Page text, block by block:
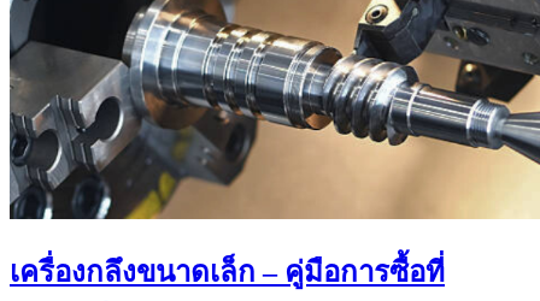
เครื่องกลึงขนาดเล็ก – คู่มือการซื้อที่